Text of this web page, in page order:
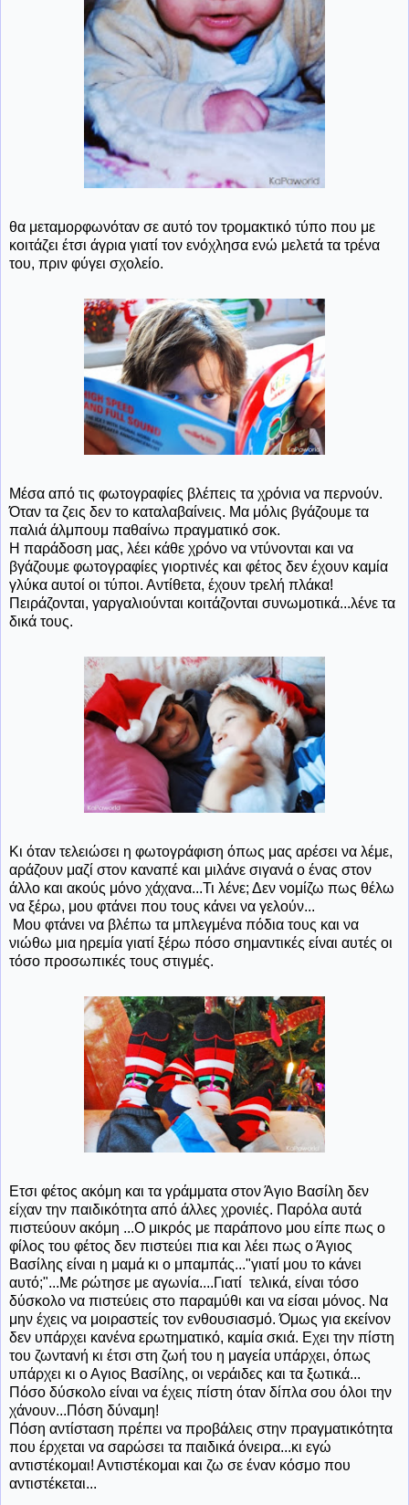
θα μεταμορφωνόταν σε αυτό τον τρομακτικό τύπο που με
κοιτάζει έτσι άγρια γιατί τον ενόχλησα ενώ μελετά τα τρένα
του, πριν φύγει σχολείο.
Μέσα από τις φωτογραφίες βλέπεις τα χρόνια να περνούν.
Όταν τα ζεις δεν το καταλαβαίνεις. Μα μόλις βγάζουμε τα
παλιά άλμπουμ παθαίνω πραγματικό σοκ.
Η παράδοση μας, λέει κάθε χρόνο να ντύνονται και να
βγάζουμε φωτογραφίες γιορτινές και φέτος δεν έχουν καμία
γλύκα αυτοί οι τύποι. Αντίθετα, έχουν τρελή πλάκα!
Πειράζονται, γαργαλιούνται κοιτάζονται συνωμοτικά...λένε τα
δικά τους.
Κι όταν τελειώσει η φωτογράφιση όπως μας αρέσει να λέμε,
αράζουν μαζί στον καναπέ και μιλάνε σιγανά ο ένας στον
άλλο και ακούς μόνο χάχανα...Τι λένε; Δεν νομίζω πως θέλω
να ξέρω, μου φτάνει που τους κάνει να γελούν...
Μου φτάνει να βλέπω τα μπλεγμένα πόδια τους και να
νιώθω μια ηρεμία γιατί ξέρω πόσο σημαντικές είναι αυτές οι
τόσο προσωπικές τους στιγμές.
Ετσι φέτος ακόμη και τα γράμματα στον Άγιο Βασίλη δεν
είχαν την παιδικότητα από άλλες χρονιές. Παρόλα αυτά
πιστεύουν ακόμη ...Ο μικρός με παράπονο μου είπε πως ο
φίλος του φέτος δεν πιστεύει πια και λέει πως ο Άγιος
Βασίλης είναι η μαμά κι ο μπαμπάς..."γιατί μου το κάνει
αυτό;"...Με ρώτησε με αγωνία....Γιατί τελικά, είναι τόσο
δύσκολο να πιστεύεις στο παραμύθι και να είσαι μόνος. Να
μην έχεις να μοιραστείς τον ενθουσιασμό. Όμως για εκείνον
δεν υπάρχει κανένα ερωτηματικό, καμία σκιά. Εχει την πίστη
του ζωντανή κι έτσι στη ζωή του η μαγεία υπάρχει, όπως
υπάρχει κι ο Αγιος Βασίλης, οι νεράιδες και τα ξωτικά...
Πόσο δύσκολο είναι να έχεις πίστη όταν δίπλα σου όλοι την
χάνουν...Πόση δύναμη!
Πόση αντίσταση πρέπει να προβάλεις στην πραγματικότητα
που έρχεται να σαρώσει τα παιδικά όνειρα...κι εγώ
αντιστέκομαι! Αντιστέκομαι και ζω σε έναν κόσμο που
αντιστέκεται...